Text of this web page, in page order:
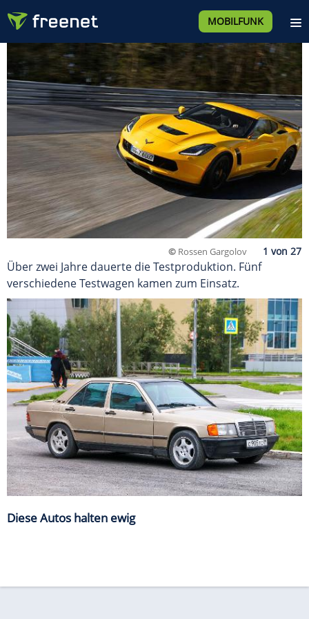
MOBILFUNK
© Rossen Gargolov
Über zwei Jahre dauerte die Testproduktion. Fünf
verschiedene Testwagen kamen zum Einsatz.
Diese Autos halten ewig